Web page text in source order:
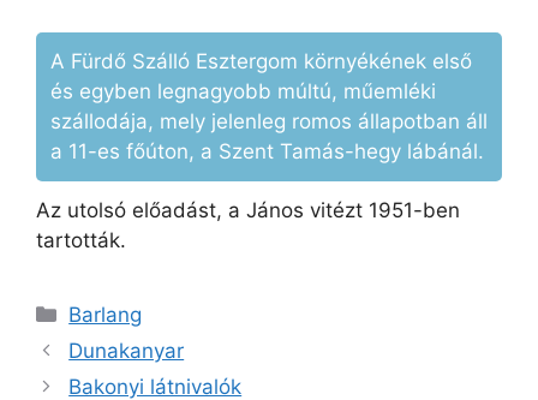
A Fürdő Szálló Esztergom környékének első
és egyben legnagyobb múltú, műemléki
szállodája, mely jelenleg romos állapotban áll
a 11-es főúton, a Szent Tamás-hegy lábánál.
Az utolsó előadást, a János vitézt 1951-ben
tartották.
Kategória
Barlang
Dunakanyar
Bakonyi látnivalók